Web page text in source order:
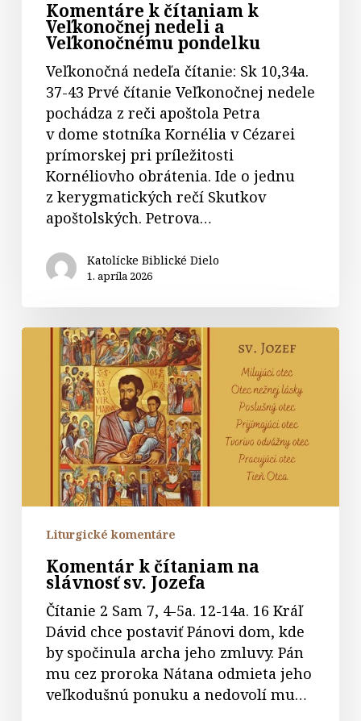
Komentáre k čítaniam k
Veľkonočnej nedeli a
Veľkonočnému pondelku
Veľkonočná nedeľa čítanie: Sk 10,34a.
37-43 Prvé čítanie Veľkonočnej nedele
pochádza z reči apoštola Petra
v dome stotníka Kornélia v Cézarei
prímorskej pri príležitosti
Kornéliovho obrátenia. Ide o jednu
z kerygmatických rečí Skutkov
apoštolských. Petrova…
Katolícke Biblické Dielo
1. apríla 2026
Komentár
k čítaniam
slávnosť
Jozefa
Liturgické komentáre
Komentár k čítaniam na
slávnosť sv. Jozefa
Čítanie 2 Sam 7, 4-5a. 12-14a. 16 Kráľ
Dávid chce postaviť Pánovi dom, kde
by spočinula archa jeho zmluvy. Pán
mu cez proroka Nátana odmieta jeho
veľkodušnú ponuku a nedovolí mu…